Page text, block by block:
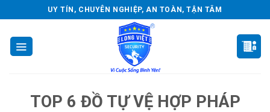
to
content
UY TÍN, CHUYÊN NGHIỆP, AN TOÀN, TẬN TÂM
TOP 6 ĐỒ TỰ VỆ HỢP PHÁP